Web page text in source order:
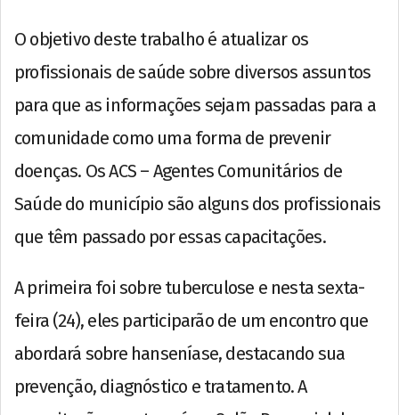
O objetivo deste trabalho é atualizar os
profissionais de saúde sobre diversos assuntos
para que as informações sejam passadas para a
comunidade como uma forma de prevenir
doenças. Os ACS – Agentes Comunitários de
Saúde do município são alguns dos profissionais
que têm passado por essas capacitações.
A primeira foi sobre tuberculose e nesta sexta-
feira (24), eles participarão de um encontro que
abordará sobre hanseníase, destacando sua
prevenção, diagnóstico e tratamento. A